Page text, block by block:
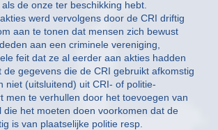
de onze ter beschikking hebt.
werd vervolgens door de CRI driftig
aan te tonen dat mensen zich bewust
aan een criminele vereniging,
feit dat ze al eerder aan akties hadden
de gegevens die de CRI gebruikt afkomstig
niet (uitsluitend) uit CRI- of politie-
men te verhullen door het toevoegen van
die het moeten doen voorkomen dat de
is van plaatselijke politie resp.